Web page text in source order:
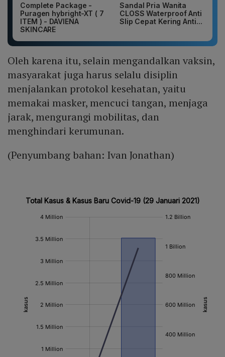
Complete Package -
Puragen hybright-XT ( 7
ITEM ) - DAVIENA
SKINCARE
Sandal Pria Wanita
CLOSS Waterproof Anti
Slip Cepat Kering Anti...
Oleh karena itu, selain mengandalkan vaksin,
masyarakat juga harus selalu disiplin
menjalankan protokol kesehatan, yaitu
memakai masker, mencuci tangan, menjaga
jarak, mengurangi mobilitas, dan
menghindari kerumunan.
(Penyumbang bahan: Ivan Jonathan)